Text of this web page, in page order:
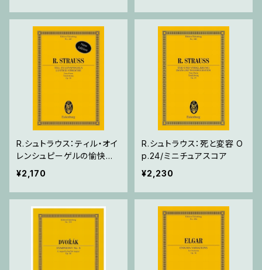
R.シュトラウス：ティル・オイ
レンシュピーゲルの愉快な
いたずら Op.28/ミニチュア
スコア
¥2,170
R.シュトラウス：死と変容 O
p.24/ミニチュアスコア
¥2,230